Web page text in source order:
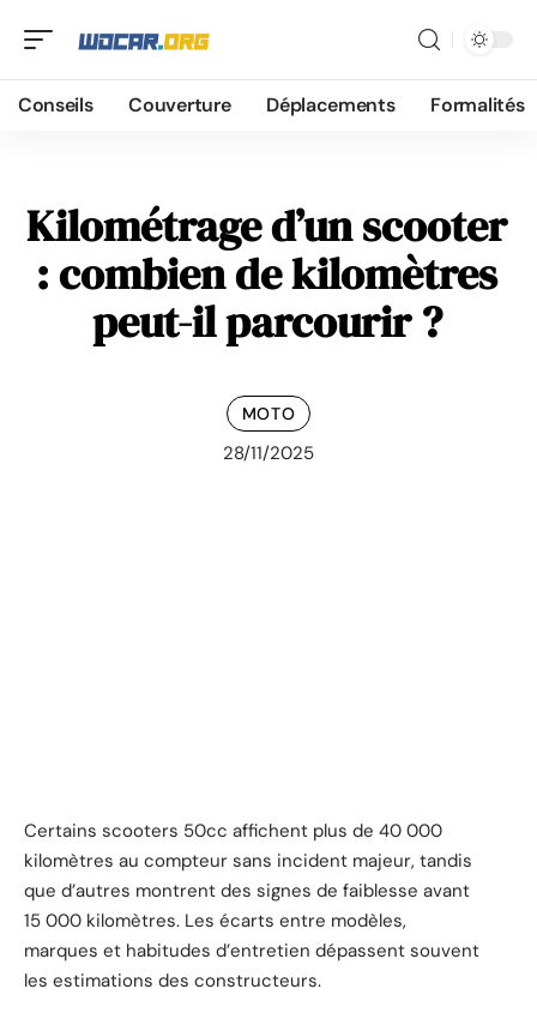
Conseils Couverture Déplacements Formalités
Kilométrage d’un scooter
: combien de kilomètres
peut-il parcourir ?
MOTO
28/11/2025
Certains scooters 50cc affichent plus de 40 000
kilomètres au compteur sans incident majeur, tandis
que d’autres montrent des signes de faiblesse avant
15 000 kilomètres. Les écarts entre modèles,
marques et habitudes d’entretien dépassent souvent
les estimations des constructeurs.